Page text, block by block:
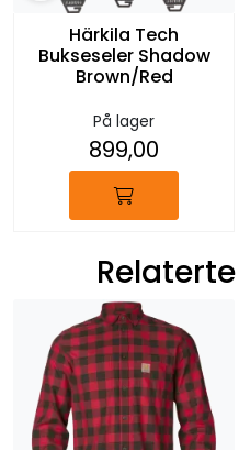
Härkila Tech
Bukseseler Shadow
Brown/Red
På lager
899,00